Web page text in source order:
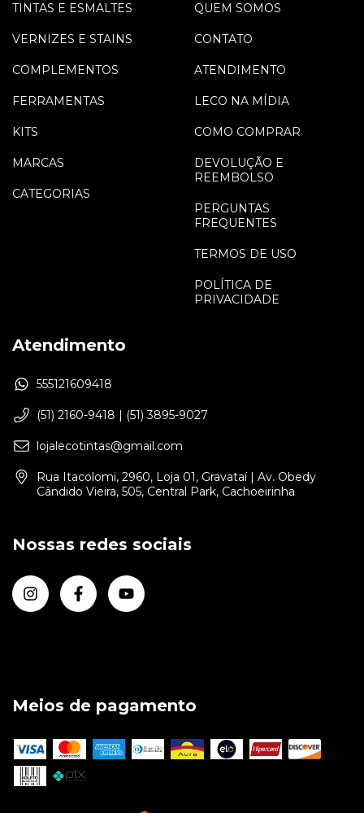
TINTAS E ESMALTES
VERNIZES E STAINS
COMPLEMENTOS
FERRAMENTAS
KITS
MARCAS
CATEGORIAS
QUEM SOMOS
CONTATO
ATENDIMENTO
LECO NA MÍDIA
COMO COMPRAR
DEVOLUÇÃO E
REEMBOLSO
PERGUNTAS
FREQUENTES
TERMOS DE USO
POLÍTICA DE
PRIVACIDADE
Atendimento
555121609418
(51) 2160-9418 | (51) 3895-9027
lojalecotintas@gmail.com
Rua Itacolomi, 2960, Loja 01, Gravataí | Av. Obedy
Cândido Vieira, 505, Central Park, Cachoeirinha
Nossas redes sociais
Meios de pagamento